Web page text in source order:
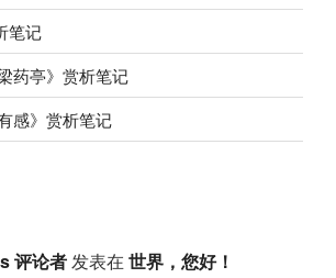
笔记
药亭》赏析笔记
感》赏析笔记
评论者发表在 世界，您好！